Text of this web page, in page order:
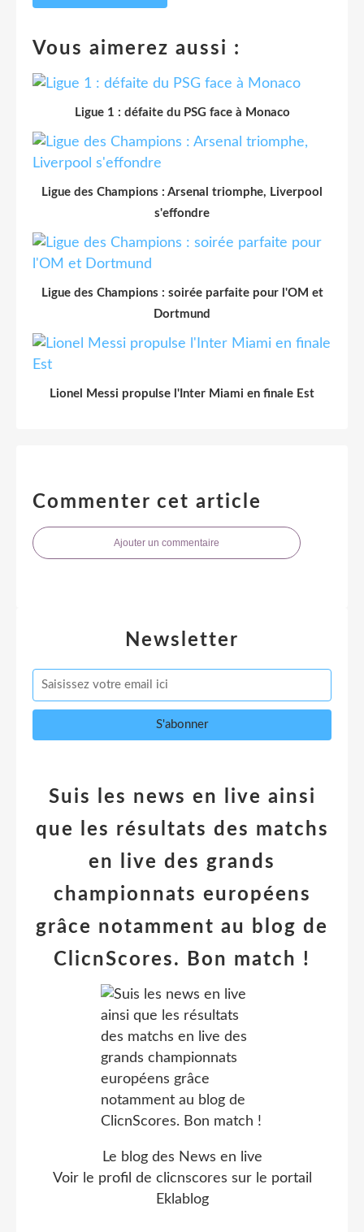
Vous aimerez aussi :
Ligue 1 : défaite du PSG face à Monaco
Ligue des Champions : Arsenal triomphe, Liverpool
s'effondre
Ligue des Champions : soirée parfaite pour l'OM et
Dortmund
Lionel Messi propulse l'Inter Miami en finale Est
Commenter cet article
Ajouter un commentaire
Newsletter
Suis les news en live ainsi
que les résultats des matchs
en live des grands
championnats européens
grâce notamment au blog de
ClicnScores. Bon match !
Le blog des News en live
Voir le profil de clicnscores sur le portail
Eklablog